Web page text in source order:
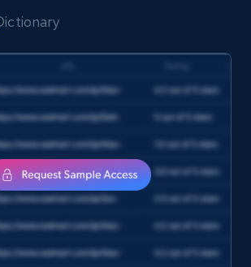
Sold, and more.
181+ 立即购买
id, Title, Product description,
count, Initial price, Discount,